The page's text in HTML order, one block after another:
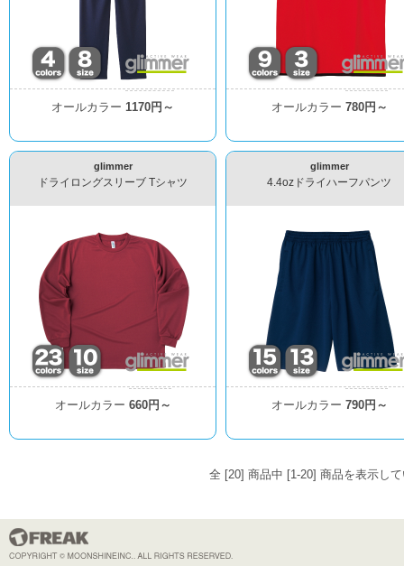
オールカラー 1170円～ オールカラー 780円～
glimmer
ドライロングスリーブ Tシャツ
オールカラー 660円～
glimmer
4.4ozドライハーフパンツ
オールカラー 790円～
全 [20] 商品中 [1-20] 商品を表示し